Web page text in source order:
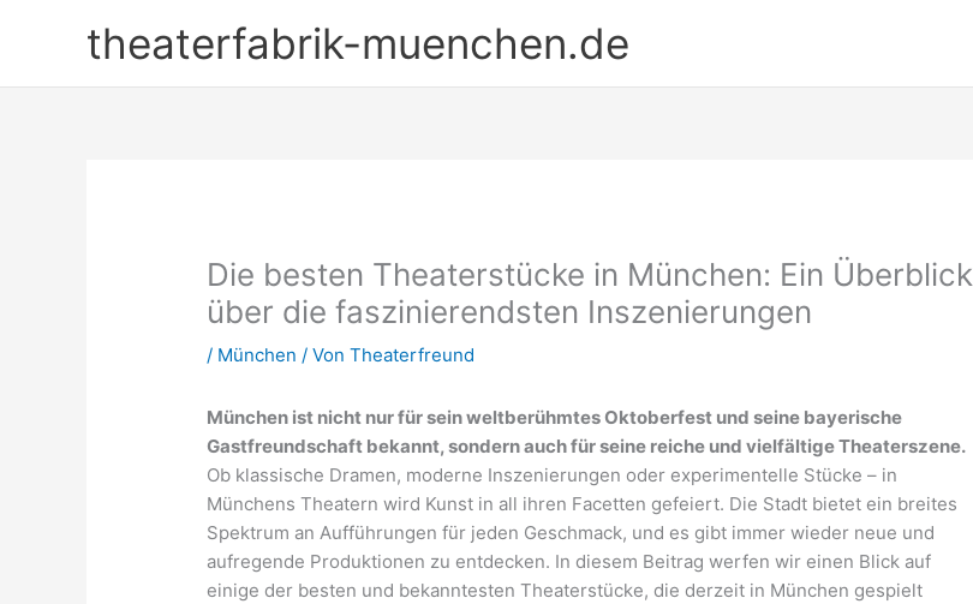
theaterfabrik-muenchen.de
Die besten Theaterstücke in München: Ein Überblick
über die faszinierendsten Inszenierungen
/ München / VonTheaterfreund
München ist nicht nur für sein weltberühmtes Oktoberfest und seine bayerische
Gastfreundschaft bekannt, sondern auch für seine reiche und vielfältige Theaterszene.
Ob klassische Dramen, moderne Inszenierungen oder experimentelle Stücke – in
Münchens Theatern wird Kunst in all ihren Facetten gefeiert. Die Stadt bietet ein breites
Spektrum an Aufführungen für jeden Geschmack, und es gibt immer wieder neue und
aufregende Produktionen zu entdecken. In diesem Beitrag werfen wir einen Blick auf
einige der besten und bekanntesten Theaterstücke, die derzeit in München gespielt